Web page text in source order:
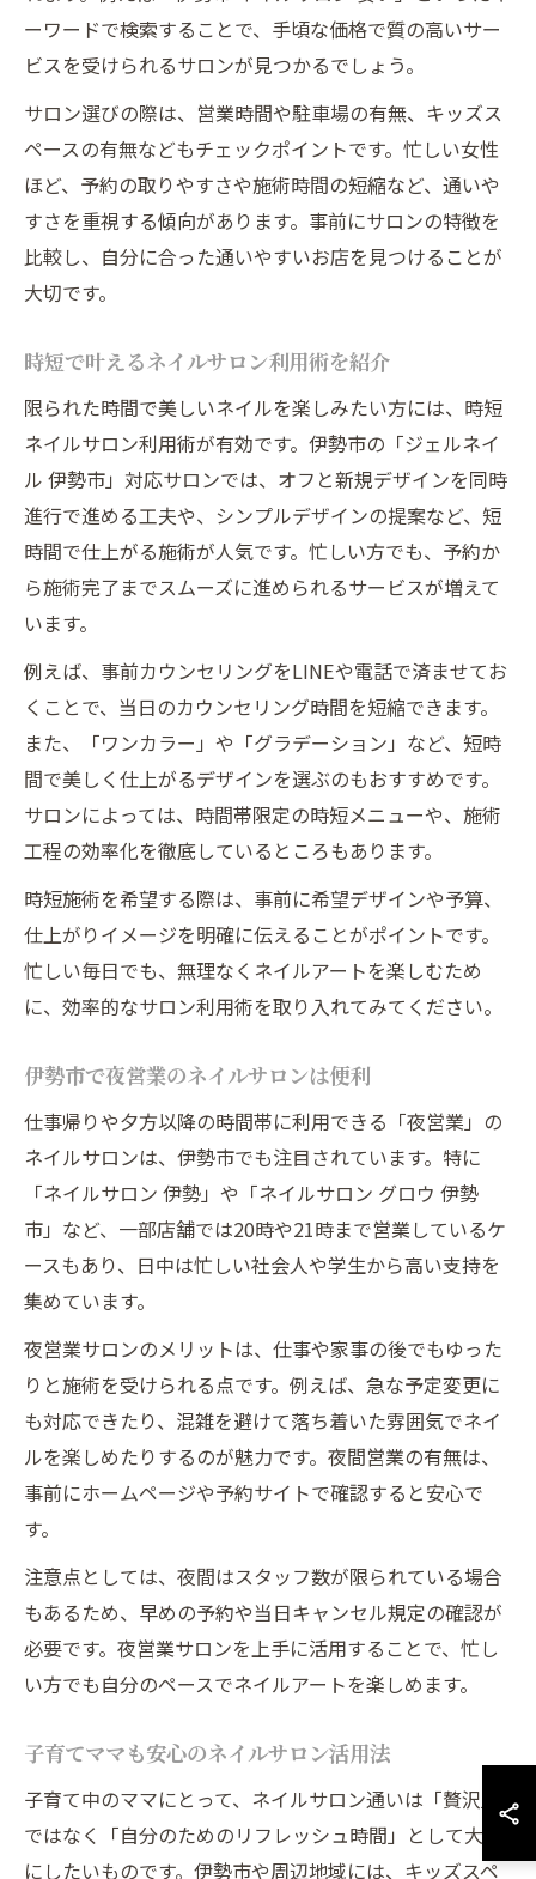
ーワードで検索することで、手頃な価格で質の高いサー
ビスを受けられるサロンが見つかるでしょう。
サロン選びの際は、営業時間や駐車場の有無、キッズス
ペースの有無などもチェックポイントです。忙しい女性
ほど、予約の取りやすさや施術時間の短縮など、通いや
すさを重視する傾向があります。事前にサロンの特徴を
比較し、自分に合った通いやすいお店を見つけることが
大切です。
時短で叶えるネイルサロン利用術を紹介
限られた時間で美しいネイルを楽しみたい方には、時短
ネイルサロン利用術が有効です。伊勢市の「ジェルネイ
ル 伊勢市」対応サロンでは、オフと新規デザインを同時
進行で進める工夫や、シンプルデザインの提案など、短
時間で仕上がる施術が人気です。忙しい方でも、予約か
ら施術完了までスムーズに進められるサービスが増えて
います。
例えば、事前カウンセリングをLINEや電話で済ませてお
くことで、当日のカウンセリング時間を短縮できます。
また、「ワンカラー」や「グラデーション」など、短時
間で美しく仕上がるデザインを選ぶのもおすすめです。
サロンによっては、時間帯限定の時短メニューや、施術
工程の効率化を徹底しているところもあります。
時短施術を希望する際は、事前に希望デザインや予算、
仕上がりイメージを明確に伝えることがポイントです。
忙しい毎日でも、無理なくネイルアートを楽しむため
に、効率的なサロン利用術を取り入れてみてください。
伊勢市で夜営業のネイルサロンは便利
仕事帰りや夕方以降の時間帯に利用できる「夜営業」の
ネイルサロンは、伊勢市でも注目されています。特に
「ネイルサロン 伊勢」や「ネイルサロン グロウ 伊勢
市」など、一部店舗では20時や21時まで営業しているケ
ースもあり、日中は忙しい社会人や学生から高い支持を
集めています。
夜営業サロンのメリットは、仕事や家事の後でもゆった
りと施術を受けられる点です。例えば、急な予定変更に
も対応できたり、混雑を避けて落ち着いた雰囲気でネイ
ルを楽しめたりするのが魅力です。夜間営業の有無は、
事前にホームページや予約サイトで確認すると安心で
す。
注意点としては、夜間はスタッフ数が限られている場合
もあるため、早めの予約や当日キャンセル規定の確認が
必要です。夜営業サロンを上手に活用することで、忙し
い方でも自分のペースでネイルアートを楽しめます。
子育てママも安心のネイルサロン活用法
子育て中のママにとって、ネイルサロン通いは「贅沢」
ではなく「自分のためのリフレッシュ時間」として大切
にしたいものです。伊勢市や周辺地域には、キッズスペ